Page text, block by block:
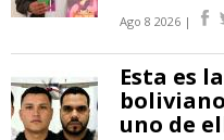
Ago 8 2026 |
Esta es
uno de